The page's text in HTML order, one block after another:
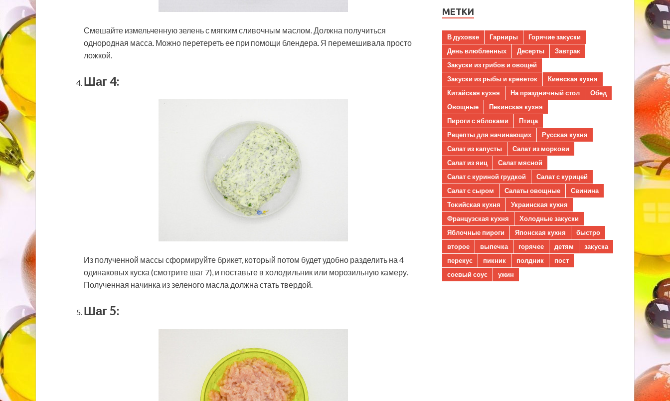
Смешайте измельченную зелень с мягким сливочным маслом. Должна получиться
однородная масса. Можно перетереть ее при помощи блендера. Я перемешивала просто
ложкой.
Шаг 4:
Из полученной массы сформируйте брикет, который потом будет удобно разделить на 4
одинаковых куска (смотрите шаг 7), и поставьте в холодильник или морозильную камеру.
Полученная начинка из зеленого масла должна стать твердой.
Шаг 5:
МЕТКИ
В духовке Гарниры
Горячие закуски
День влюбленных
Десерты
Завтрак
Закуски из грибов и овощей
Закуски из рыбы и креветок
Киевская кухня
Китайская кухня
На праздничный стол
Обед
Овощные
Пекинская кухня
Пироги с яблоками
Птица
Рецепты для начинающих
Русская кухня
Салат из капусты
Салат из моркови
Салат из яиц
Салат мясной
Салат с куриной грудкой
Салат с курицей
Салат с сыром
Салаты овощные
Свинина
Токийская кухня
Украинская кухня
Французская кухня
Холодные закуски
Яблочные пироги
Японская кухня
быстро
второе
выпечка горячее детям
закуска
перекус
пикник полдник
пост
соевый соус
ужин